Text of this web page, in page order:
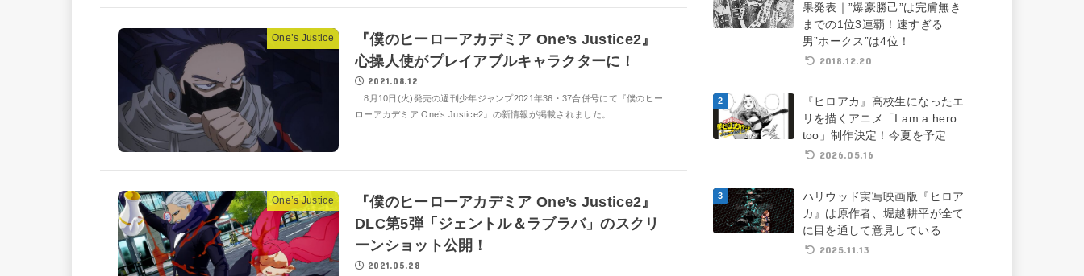
One’s Justice
『僕のヒーローアカデミア One’s Justice2』
心操人使がプレイアブルキャラクターに！
2021.08.12
8月10日(火)発売の週刊少年ジャンプ2021年36・37合併号にて『僕のヒー
ローアカデミア One’s Justice2』の新情報が掲載されました。
One’s Justice
『僕のヒーローアカデミア One’s Justice2』
DLC第5弾「ジェントル＆ラブラバ」のスクリ
ーンショット公開！
2021.05.28
果発表｜”爆豪勝己”は完膚無き
までの1位3連覇！速すぎる
男”ホークス”は4位！
2018.12.20
『ヒロアカ』高校生になったエ
リを描くアニメ「I am a hero
too」制作決定！今夏を予定
2026.05.16
ハリウッド実写映画版『ヒロア
カ』は原作者、堀越耕平が全て
に目を通して意見している
2025.11.13